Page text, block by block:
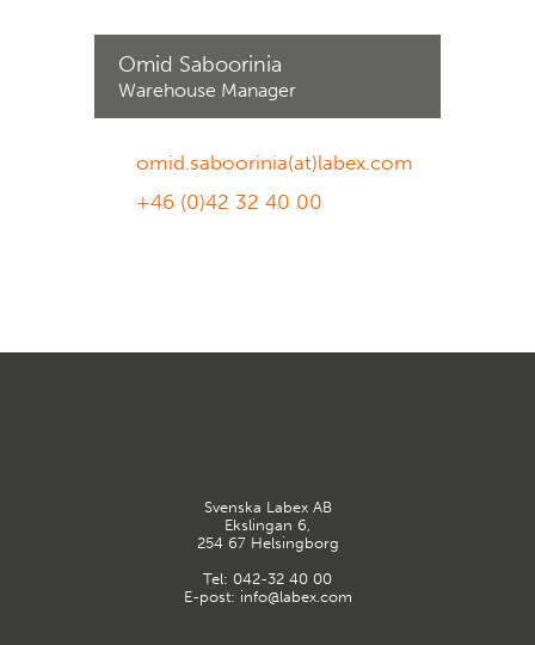
Omid Saboorinia
Warehouse Manager
omid.saboorinia(at)labex.com
+46 (0)42 32 40 00
Svenska Labex AB
Ekslingan 6,
254 67 Helsingborg
Tel: 042-32 40 00
E-post: info@labex.com